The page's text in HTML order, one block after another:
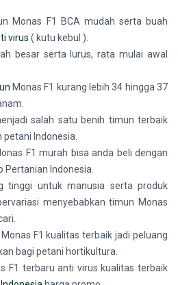
Monas F1 BCA mudah serta buah
virus ( kutu kebul ).
besar serta lurus, rata mulai awal
Monas F1 kurang lebih 34 hingga 37
salah satu benih timun terbaik
Indonesia.
F1 murah bisa anda beli dengan
Pertanian Indonesia.
tinggi untuk manusia serta produk
menyebabkan timun Monas
F1 kualitas terbaik jadi peluang
bagi petani hortikultura.
F1 terbaru anti virus kualitas terbaik